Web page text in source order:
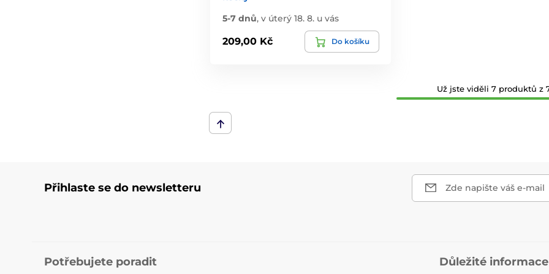
5-7 dnů, v úterý 18. 8. u vás
209,00 Kč Do košíku
Už jste viděli 7 produktů z
Přihlaste se do newsletteru Zde napište váš e-mail
Potřebujete poradit Důležité informace